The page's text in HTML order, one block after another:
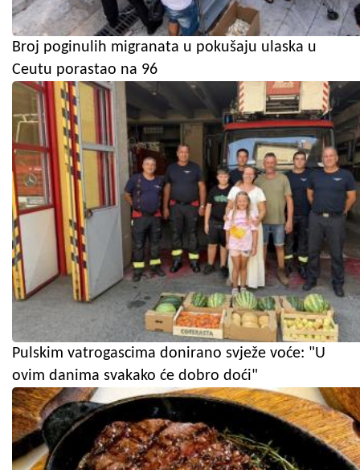
Broj poginulih migranata u pokušaju ulaska u
Ceutu porastao na 96
Pulskim vatrogascima donirano svježe voće: "U
ovim danima svakako će dobro doći"